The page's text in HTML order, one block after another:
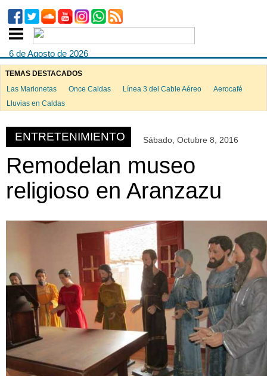
6 de Agosto de 2026
TEMAS DESTACADOS
Las Marionetas
Once Caldas Línea 3 del Cable Aéreo
Aerocafé
Lluvias en Caldas
ENTRETENIMIENTO Sábado, Octubre 8, 2016
Remodelan museo
religioso en Aranzazu